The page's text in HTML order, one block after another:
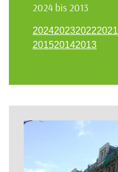
2024 bis 2013
2024202320222021
201520142013